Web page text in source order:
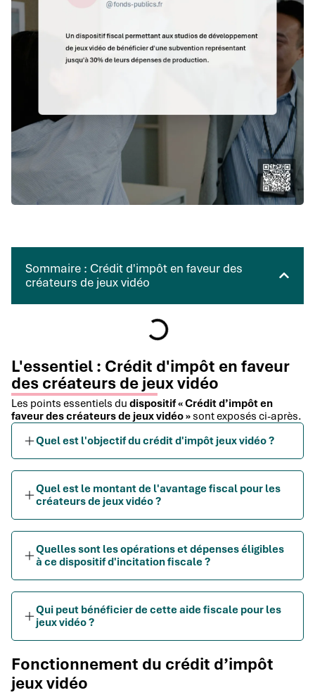
Sommaire : Crédit d'impôt en faveur des
créateurs de jeux vidéo
L'essentiel : Crédit d'impôt en faveur
des créateurs de jeux vidéo
Les points essentiels du dispositif « Crédit d’impôt en
faveur des créateurs de jeux vidéo » sont exposés ci-après.
Quel est l'objectif du crédit d'impôt jeux vidéo ?
Quel est le montant de l'avantage fiscal pour les
créateurs de jeux vidéo ?
Quelles sont les opérations et dépenses éligibles
à ce dispositif d'incitation fiscale ?
Qui peut bénéficier de cette aide fiscale pour les
jeux vidéo ?
Fonctionnement du crédit d’impôt
jeux vidéo